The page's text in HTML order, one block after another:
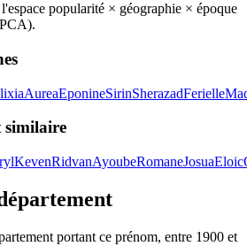
l'espace popularité × géographie × époque
AureaEponineSirinSherazadFerielle
similaire
KevenRidvanAyoubeRomaneJosuaEloic
portant ce prénom, entre 1900 et